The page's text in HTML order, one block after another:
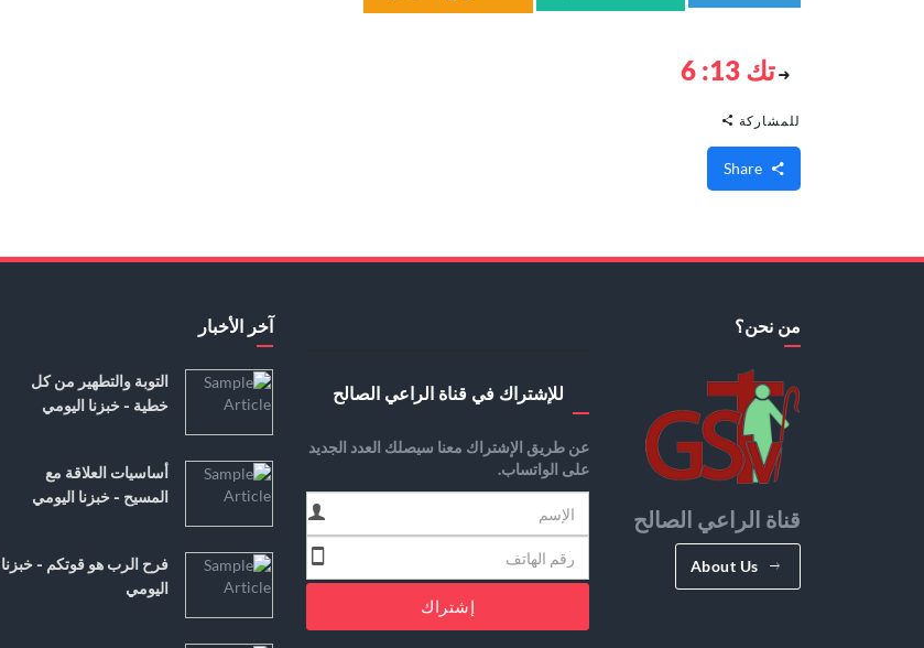
تك 13: 6
للمشاركة
من نحن؟
قناة الراعي الصالح
About Us
للإشتراك في قناة الراعي الصالح
عن طريق الإشتراك معنا سيصلك العدد الجديد
على الواتساب.
إشتراك
آخر الأخبار
التوبة والتطهير من كل
خطية - خبزنا اليومي
أساسيات العلاقة مع
المسيح - خبزنا اليومي
فرح الرب هو قوتكم - خبزنا
اليومي